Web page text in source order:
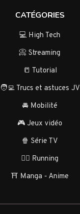
CATÉGORIES
💻 High Tech
📀 Streaming
📒 Tutorial
🧑‍💻 Trucs et astuces JV
🚘 Mobilité
🎮 Jeux vidéo
🍿 Série TV
🏃‍♂️ Running
⛩️ Manga - Anime